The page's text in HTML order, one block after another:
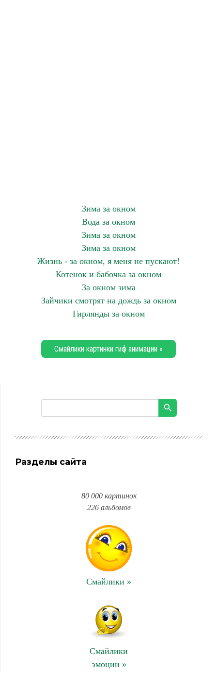
Зима за окном
Вода за окном
Зима за окном
Зима за окном
Жизнь - за окном, я меня не пускают!
Котенок и бабочка за окном
За окном зима
Зайчики смотрят на дождь за окном
Гирлянды за окном
Смайлики картинки гиф анимации »
Разделы сайта
80 000 картинок
226 альбомов
Смайлики »
Смайлики
эмоции »